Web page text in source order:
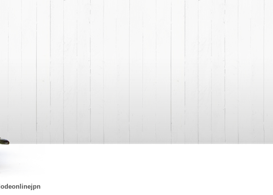
lodeonlinejpn